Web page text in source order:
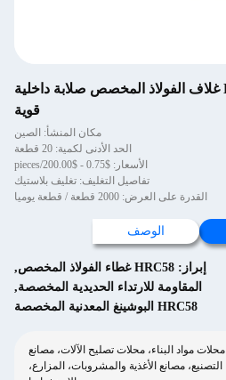
مقاومة الارتداء HRC58-62 غلاف الفولاذ المخصص صلابة داخلية
قوية
مكان المنشأ: الصين
الحد الأدنى لكمية: 20 قطعة
الأسعار: $0.75 - $200.00/pieces
تفاصيل التغليف: تغليف بلاستيك
القدرة على العرض: 2000 قطعة / قطعة يوميا
الوصف
إبراز: HRC58 غطاء الفولاذ المخصص
,
المقاومة للارتداء الحديدية المخصصة,
HRC58 البوشينغ المعدنية المخصصة
محلات مواد البناء، محلات تصليح الآلات، مصانع
التصنيع، مصانع الأغذية والمشروبات، المزارع،